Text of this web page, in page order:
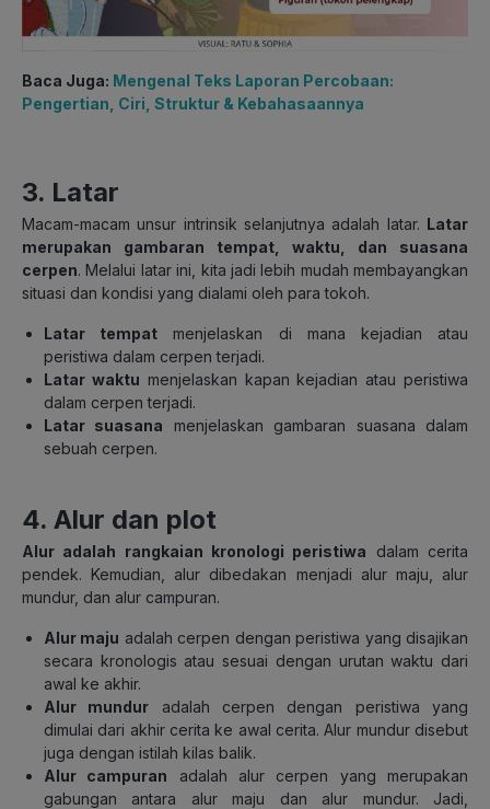
Baca Juga: Mengenal Teks Laporan Percobaan:
Pengertian, Ciri, Struktur & Kebahasaannya
3. Latar
Macam-macam unsur intrinsik selanjutnya adalah latar. Latar
merupakan gambaran tempat, waktu, dan suasana
cerpen. Melalui latar ini, kita jadi lebih mudah membayangkan
situasi dan kondisi yang dialami oleh para tokoh.
Latar tempat menjelaskan di mana kejadian atau
peristiwa dalam cerpen terjadi.
Latar waktu menjelaskan kapan kejadian atau peristiwa
dalam cerpen terjadi.
Latar suasana menjelaskan gambaran suasana dalam
sebuah cerpen.
4. Alur dan plot
Alur adalah rangkaian kronologi peristiwa dalam cerita
pendek. Kemudian, alur dibedakan menjadi alur maju, alur
mundur, dan alur campuran.
Alur maju adalah cerpen dengan peristiwa yang disajikan
secara kronologis atau sesuai dengan urutan waktu dari
awal ke akhir.
Alur mundur adalah cerpen dengan peristiwa yang
dimulai dari akhir cerita ke awal cerita. Alur mundur disebut
juga dengan istilah kilas balik.
Alur campuran adalah alur cerpen yang merupakan
gabungan antara alur maju dan alur mundur. Jadi,